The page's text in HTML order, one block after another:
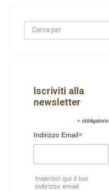
Iscriviti alla
newsletter
*obbligatorio
Indirizzo Email*
Inserisci qui il tuo
indirizzo email